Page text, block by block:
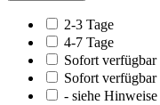
2-3 Tage
4-7 Tage
Sofort verfügbar
Sofort verfügbar
- siehe Hinweise